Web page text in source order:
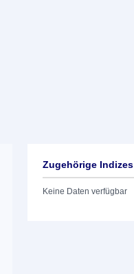
Zugehörige Indizes
Keine Daten verfügbar